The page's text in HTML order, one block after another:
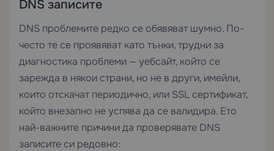
DNS записите
DNS проблемите редко се обявяват шумно. По-
често те се проявяват като тънки, трудни за
диагностика проблеми — уебсайт, който се
зарежда в някои страни, но не в други, имейли,
които отскачат периодично, или SSL сертификат,
който внезапно не успява да се валидира. Ето
най-важните причини да проверявате DNS
записите си редовно: